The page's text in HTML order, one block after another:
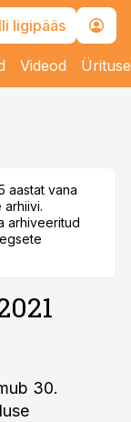
ligipääs
Videod
aastat vana
arhiivi.
arhiveeritud
30.